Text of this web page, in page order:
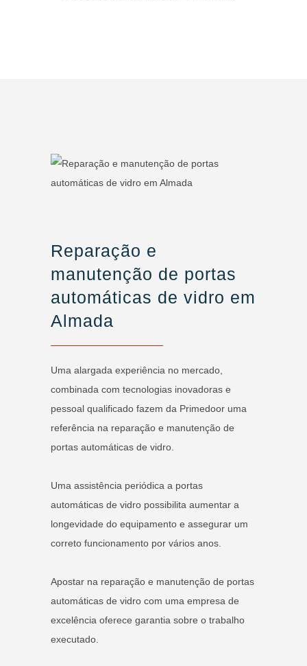
Reparação e
manutenção de portas
automáticas de vidro em
Almada
Uma alargada experiência no mercado,
combinada com tecnologias inovadoras e
pessoal qualificado fazem da Primedoor uma
referência na reparação e manutenção de
portas automáticas de vidro.
Uma assistência periódica a portas
automáticas de vidro possibilita aumentar a
longevidade do equipamento e assegurar um
correto funcionamento por vários anos.
Apostar na reparação e manutenção de portas
automáticas de vidro com uma empresa de
excelência oferece garantia sobre o trabalho
executado.